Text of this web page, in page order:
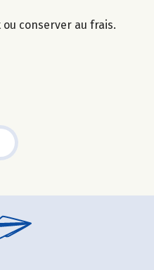
conserver au frais.